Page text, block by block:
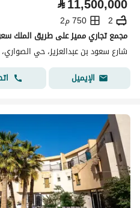
2
750 م2
مجمع تجاري مميز على طريق الملك
شارع سعود بن عبدالعزيز، حي
الإيميل